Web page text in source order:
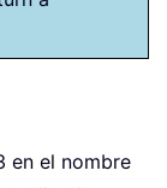
en el nombre